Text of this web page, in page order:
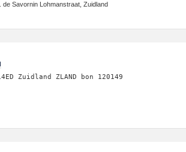
de Savornin Lohmanstraat, Zuidland
Zuidland ZLAND bon 120149